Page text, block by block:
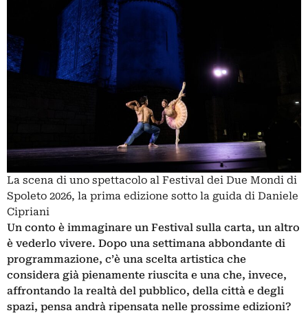
La scena di uno spettacolo al Festival dei Due Mondi di
Spoleto 2026, la prima edizione sotto la guida di Daniele
Cipriani
Un conto è immaginare un Festival sulla carta, un altro
è vederlo vivere. Dopo una settimana abbondante di
programmazione, c’è una scelta artistica che
considera già pienamente riuscita e una che, invece,
affrontando la realtà del pubblico, della città e degli
spazi, pensa andrà ripensata nelle prossime edizioni?